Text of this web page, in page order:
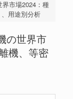
市場2024：種
用途別分析
の世界市
機、等密